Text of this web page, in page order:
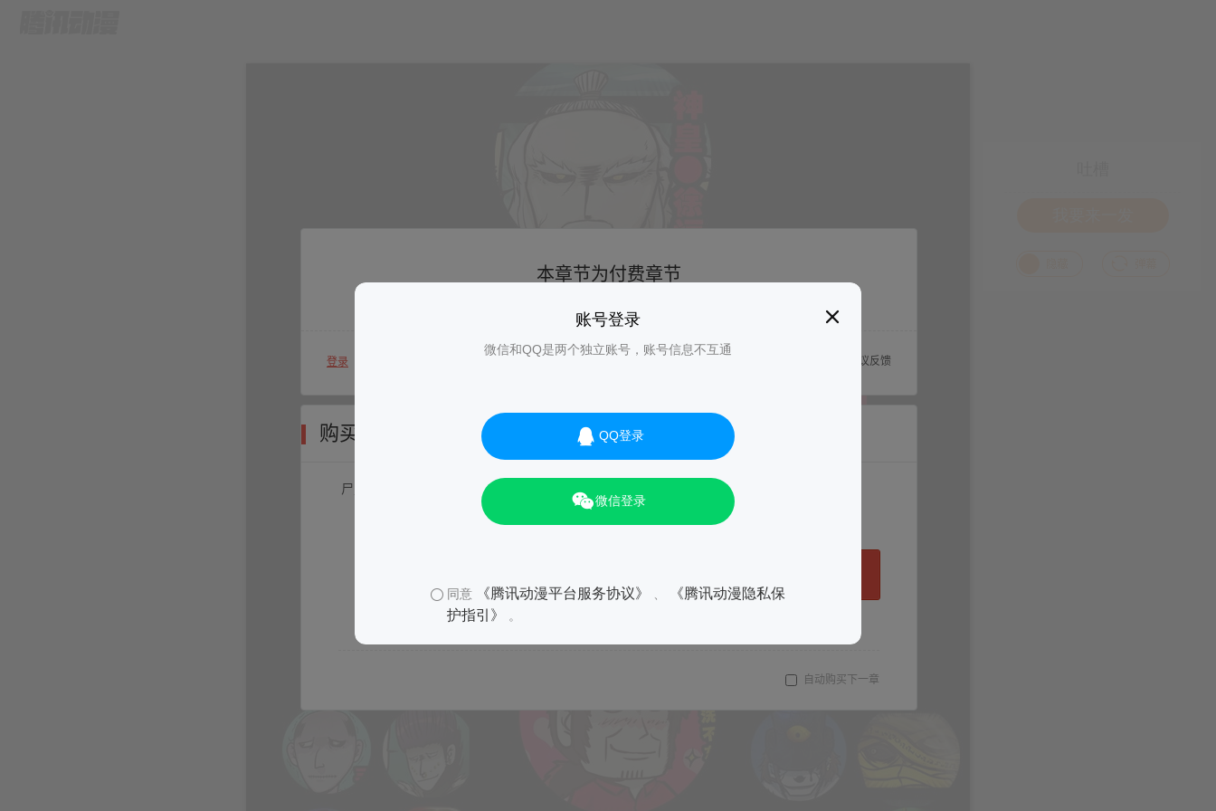
账号登录
微信和QQ是两个独立账号，账号信息不互通
QQ登录
微信登录
同意 《腾讯动漫平台服务协议》
《腾讯动漫隐私保
护指引》
。